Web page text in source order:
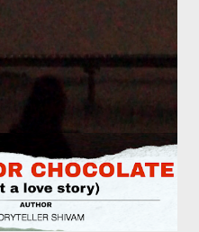
एक hug. अरे कहानी का टाइटल
के साथ । हाँ शाम का डिनर अब
था । कॉलेज लाइफ की ये बातें
हिसाब से चलती है। ख...